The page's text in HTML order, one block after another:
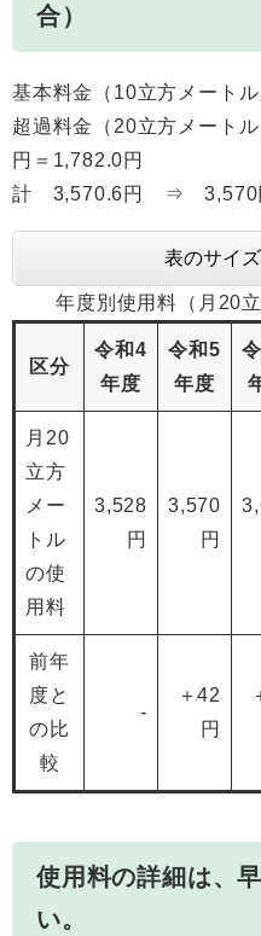
合）
基本料金（10立方メート
超過料金（20立方メート
円＝1,782.0円
計 3,570.6円 ⇒ 3,570円
表のサイ
年度別使用料（月20
区分
令和4
年度
令和5
年度
月20
立方
メー
トル
の使
用料
3,528
円
3,570
円
前年
度と
の比
較
-
＋42
円
使用料の詳細は、
い。